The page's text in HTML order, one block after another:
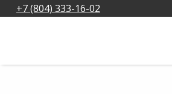
+7 (804) 333-16-02